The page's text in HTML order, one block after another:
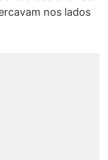
nos lados